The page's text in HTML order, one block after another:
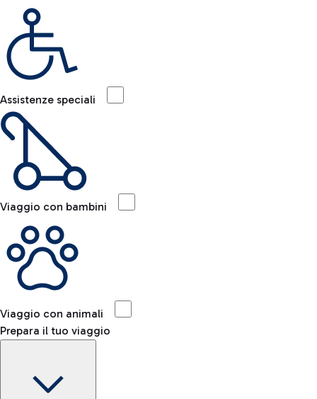
Assistenze speciali
Viaggio con bambini
Viaggio con animali
Prepara il tuo viaggio